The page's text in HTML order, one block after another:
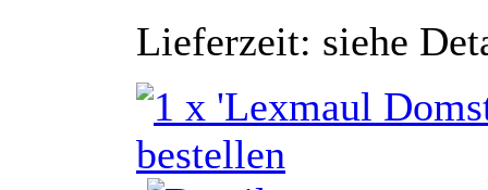
Lieferzeit: siehe